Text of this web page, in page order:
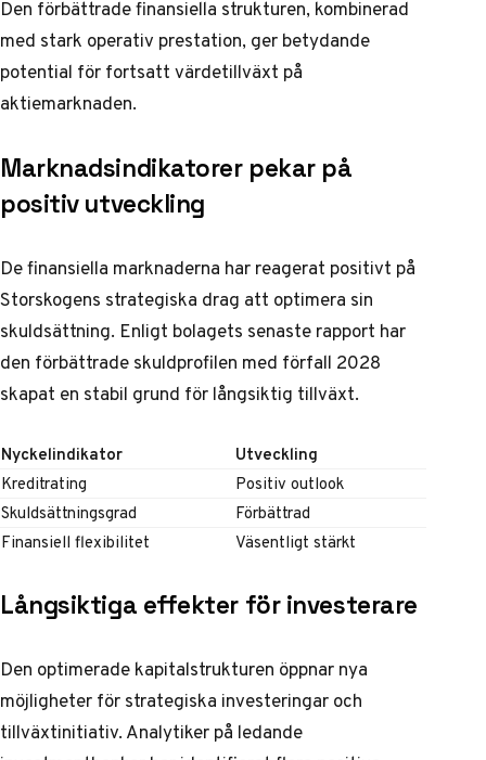
Den förbättrade finansiella strukturen, kombinerad
med stark operativ prestation, ger betydande
potential för fortsatt värdetillväxt på
aktiemarknaden.
Marknadsindikatorer pekar på
positiv utveckling
De finansiella marknaderna har reagerat positivt på
Storskogens strategiska drag att optimera sin
skuldsättning. Enligt bolagets senaste rapport har
den förbättrade skuldprofilen med förfall 2028
skapat en stabil grund för långsiktig tillväxt.
Nyckelindikator
Utveckling
Kreditrating
Positiv outlook
Skuldsättningsgrad
Förbättrad
Finansiell flexibilitet
Väsentligt stärkt
Långsiktiga effekter för investerare
Den optimerade kapitalstrukturen öppnar nya
möjligheter för strategiska investeringar och
tillväxtinitiativ. Analytiker på ledande